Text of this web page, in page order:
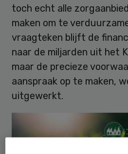
toch echt alle
maken om te
vraagteken blijft de
naar de miljarden uit het
maar de precieze
aanspraak op te maken,
uitgewerkt.